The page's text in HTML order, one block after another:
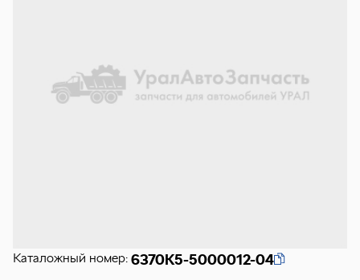
Каталожный номер: 6370К5-5000012-04